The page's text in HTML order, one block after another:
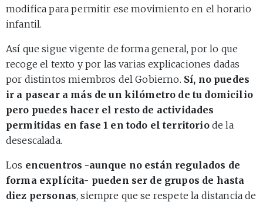
modifica para permitir ese movimiento en el horario
infantil.
Así que sigue vigente de forma general, por lo que
recoge el texto y por las varias explicaciones dadas
por distintos miembros del Gobierno. Sí, no puedes
ir a pasear a más de un kilómetro de tu domicilio
pero puedes hacer el resto de actividades
permitidas en fase 1 en todo el territoriode la
desescalada.
Los encuentros -aunque no están regulados de
forma explícita- pueden ser de grupos de hasta
diez personas, siempre que se respete la distancia de